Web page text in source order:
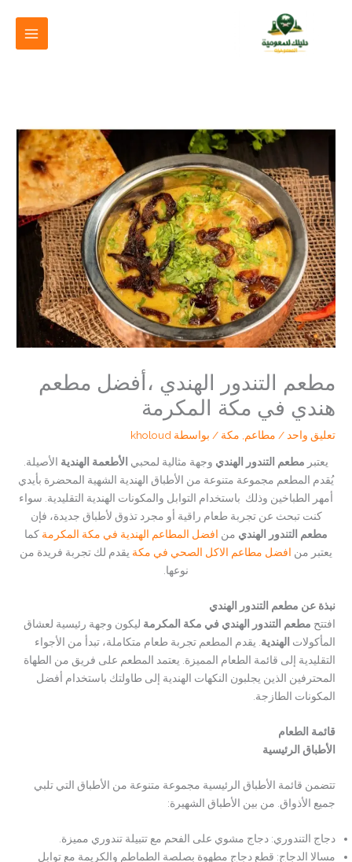
مطعم التندور الهندي ،أفضل مطعم
هندي في مكة المكرمة
تعليق واحد / مطاعم مكة / بواسطة kholoud
يعتبر مطعم التندور الهندي وجهة مثالية لمحبي الأطعمة الهندية الأصيلة.
يُقدم المطعم مجموعة متنوعة من الأطباق الهندية الشهية المحضرة بأيدي
أمهر الطباخين وذلك باستخدام التوابل والمكونات الهندية التقليدية. سواء
كنت تبحث عن تجربة طعام راقية أو مجرد تذوق لأطباق جديدة، فإن
مطعم التندور الهندي من افضل المطاعم الهندية في مكة المكرمة كما
يعتبر من افضل مطاعم الاكل الصحي في مكة يقدم لك تجربة فريدة من
نوعها.
نبذة عن مطعم التندور الهندي
افتتح مطعم التندور الهندي في مكة المكرمة ليكون وجهة رئيسية لعشاق
المأكولات الهندية. يقدم المطعم تجربة طعام متكاملة، تبدأ من الأجواء
التقليدية إلى قائمة الطعام المميزة. يعتمد المطعم على فريق من الطهاة
المحترفين الذين يجلبون النكهات الهندية إلى طاولتك باستخدام أفضل
المكونات الطازجة.
قائمة الطعام
الأطباق الرئيسية
تتضمن قائمة الأطباق الرئيسية مجموعة متنوعة من الأطباق التي تلبي
جميع الأذواق. من بين الأطباق الشهيرة:
دجاج التندوري: دجاج مشوي على الفحم مع تتبيلة تندوري مميزة.
مسالا الدجاج: قطع دجاج مطهوة بصلصة الطماطم والكريمة مع توابل